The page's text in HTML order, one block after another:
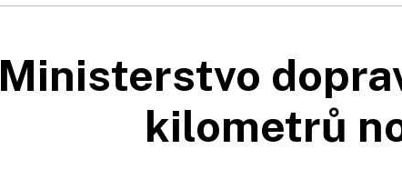
Ministerstvo
kilometrů